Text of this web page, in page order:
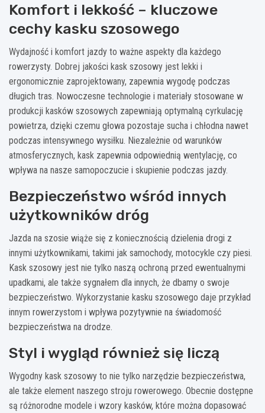
Komfort i lekkość – kluczowe
cechy kasku szosowego
Wydajność i komfort jazdy to ważne aspekty dla każdego
rowerzysty. Dobrej jakości kask szosowy jest lekki i
ergonomicznie zaprojektowany, zapewnia wygodę podczas
długich tras. Nowoczesne technologie i materiały stosowane w
produkcji kasków szosowych zapewniają optymalną cyrkulację
powietrza, dzięki czemu głowa pozostaje sucha i chłodna nawet
podczas intensywnego wysiłku. Niezależnie od warunków
atmosferycznych, kask zapewnia odpowiednią wentylację, co
wpływa na nasze samopoczucie i skupienie podczas jazdy.
Bezpieczeństwo wśród innych
użytkowników dróg
Jazda na szosie wiąże się z koniecznością dzielenia drogi z
innymi użytkownikami, takimi jak samochody, motocykle czy piesi.
Kask szosowy jest nie tylko naszą ochroną przed ewentualnymi
upadkami, ale także sygnałem dla innych, że dbamy o swoje
bezpieczeństwo. Wykorzystanie kasku szosowego daje przykład
innym rowerzystom i wpływa pozytywnie na świadomość
bezpieczeństwa na drodze.
Styl i wygląd również się liczą
Wygodny kask szosowy to nie tylko narzędzie bezpieczeństwa,
ale także element naszego stroju rowerowego. Obecnie dostępne
są różnorodne modele i wzory kasków, które można dopasować